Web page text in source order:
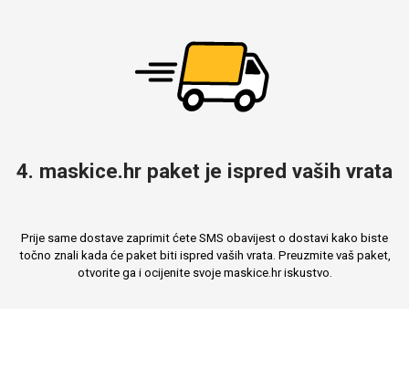
4. maskice.hr paket je ispred vaših vrata
Prije same dostave zaprimit ćete SMS obavijest o dostavi kako biste
točno znali kada će paket biti ispred vaših vrata. Preuzmite vaš paket,
otvorite ga i ocijenite svoje maskice.hr iskustvo.